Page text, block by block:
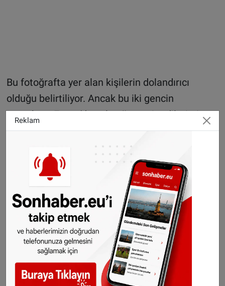
Bu fotoğrafta yer alan kişilerin dolandırıcı
olduğu belirtiliyor. Ancak bu iki gencin
gerçekten Eneco'da çalıştığı tespit edilmiştir.
Sosyal medya paylaşımlarında emin olunmayan
bilgilerin paylaşılmaması konusunda da
polisten uyarı geldi.
Reklam